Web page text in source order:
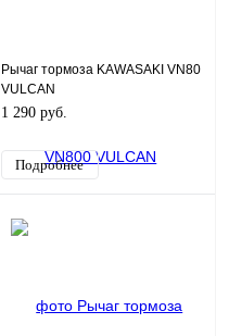
Рычаг тормоза KAWASAKI VN800
VULCAN
DRIFTER/VN1500/VN1600/VN200/
1 290 руб.
Подробнее